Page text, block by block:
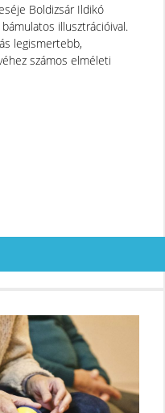
Boldizsár Ildikó
illusztrációival.
legismertebb,
számos elméleti